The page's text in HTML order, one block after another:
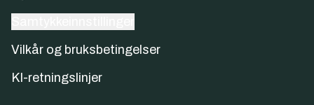
Vilkår og bruksbetingelser
KI-retningslinjer